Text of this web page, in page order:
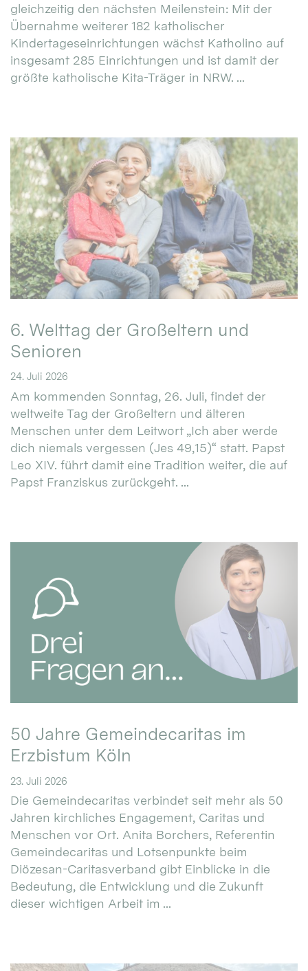
gleichzeitig den nächsten Meilenstein: Mit der
Übernahme weiterer 182 katholischer
Kindertageseinrichtungen wächst Katholino auf
insgesamt 285 Einrichtungen und ist damit der
größte katholische Kita-Träger in NRW. ...
6. Welttag der Großeltern und
Senioren
24. Juli 2026
Am kommenden Sonntag, 26. Juli, findet der
weltweite Tag der Großeltern und älteren
Menschen unter dem Leitwort „Ich aber werde
dich niemals vergessen (Jes 49,15)“ statt. Papst
Leo XIV. führt damit eine Tradition weiter, die auf
Papst Franziskus zurückgeht. ...
50 Jahre Gemeindecaritas im
Erzbistum Köln
23. Juli 2026
Die Gemeindecaritas verbindet seit mehr als 50
Jahren kirchliches Engagement, Caritas und
Menschen vor Ort. Anita Borchers, Referentin
Gemeindecaritas und Lotsenpunkte beim
Diözesan-Caritasverband gibt Einblicke in die
Bedeutung, die Entwicklung und die Zukunft
dieser wichtigen Arbeit im ...